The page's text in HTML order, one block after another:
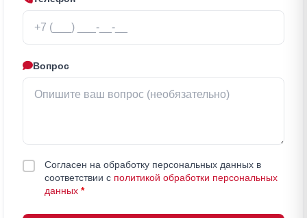
Вопрос
Согласен на обработку персональных данных в
соответствии с политикой обработки персональных
данных *